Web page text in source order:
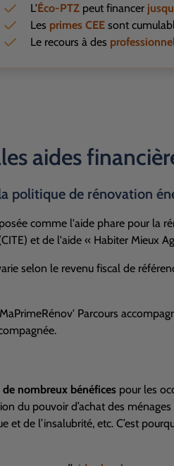
L'Éco-PTZ peut financer
Les primes CEE sont
Le recours à des
aides
politique de rénovation
comme l'aide phare pour la
et de l'aide « Habiter Mieux
selon le revenu fiscal de
Parcours
nombreux bénéficespour les
du pouvoir d’achat des
et de l’insalubrité, etc. C’est